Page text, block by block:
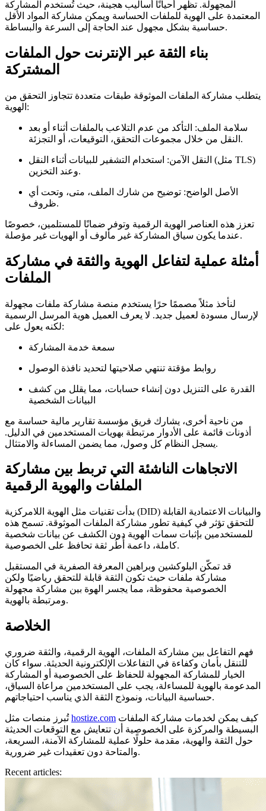
المجهولة. تظهر أحيانًا أساليب هجينة، حيث تُستخدم المشاركة
المعتمدة على الهوية للملفات الحساسة ويمكن مشاركة المواد الأقل
حساسية بشكل مجهول عند الحاجة إلى السرعة والبساطة.
بناء الثقة عبر الإنترنت حول الملفات
المشتركة
يتطلب مشاركة الملفات الموثوقة طبقات متعددة تتجاوز التحقق من
الهوية:
سلامة الملف: التأكد من عدم التلاعب بالملفات أثناء أو بعد
النقل من خلال مجموعات التحقق، التوقيعات، أو التجزئة.
النقل الآمن: استخدام التشفير للبيانات أثناء النقل (مثل TLS)
وعند التخزين.
الأصل الواضح: توضيح من شارك الملف، متى، وتحت أي
ظروف.
تعزز هذه العناصر الهوية الرقمية وتوفر ضمانًا للمستلمين، خصوصًا
عندما يكون سياق المشاركة غير مألوف أو الهويات غير مؤصلة.
أمثلة عملية لتفاعل الهوية والثقة في مشاركة
الملفات
لنأخذ مثلاً مصممًا حرًا يستخدم منصة مشاركة ملفات مجهولة
لإرسال مسودة لعميل جديد. لا يعرف العميل هوية المرسل الرسمية
لكنه يعول على:
سمعة خدمة المشاركة
روابط مؤقتة تنتهي صلاحيتها لتحديد نافذة الوصول
القدرة على التنزيل دون إنشاء حسابات، مما يقلل من كشف
البيانات الشخصية
من ناحية أخرى، يشارك فريق مؤسسة تقارير مالية حساسة مع
أذونات قائمة على الأدوار مرتبطة بهويات المستخدمين في الدليل.
يسجل النظام كل وصول، مما يضمن المساءلة والامتثال.
الاتجاهات الناشئة التي تربط بين مشاركة
الملفات والهوية الرقمية
بدأت تقنيات مثل الهوية اللامركزية (DID) والبيانات الاعتمادية القابلة
للتحقق تؤثر في كيفية تطور مشاركة الملفات الموثوقة. تسمح هذه
للمستخدمين بإثبات سمات الهوية دون الكشف عن بيانات شخصية
كاملة، داعمة أُطُر ثقة تحافظ على الخصوصية.
قد تمكّن البلوكشين وبراهين المعرفة الصفرية في المستقبل
مشاركة ملفات حيث تكون الثقة قابلة للتحقق رياضيًا ولكن
الخصوصية محفوظة، مما يجسر الهوة بين مشاركة مجهولة
ومرتبطة بالهوية.
الخلاصة
فهم التفاعل بين مشاركة الملفات، الهوية الرقمية، والثقة ضروري
للتنقل بأمان وكفاءة في التفاعلات الإلكترونية الحديثة. سواء كان
الخيار للمشاركة المجهولة للحفاظ على الخصوصية أو المشاركة
المدعومة بالهوية للمساءلة، يجب على المستخدمين مراعاة السياق،
حساسية البيانات، ونموذج الثقة الذي يناسب احتياجاتهم.
تُبرز منصات مثلhostize.com
البسيطة والمركزة على الخصوصية أن تتعايش مع التوقعات الحديثة
حول الثقة والهوية، مقدمة حلولًا عملية للمشاركة الآمنة، السريعة،
والمتاحة دون تعقيدات غير ضرورية.
Recent articles: